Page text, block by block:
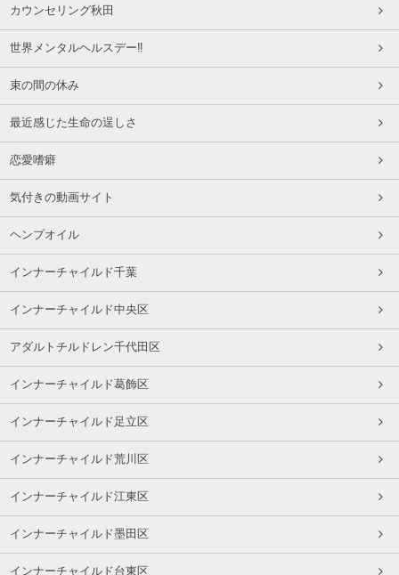
カウンセリング秋田
世界メンタルヘルスデー‼️
束の間の休み
最近感じた生命の逞しさ
恋愛嗜癖
気付きの動画サイト
ヘンプオイル
インナーチャイルド千葉
インナーチャイルド中央区
アダルトチルドレン千代田区
インナーチャイルド葛飾区
インナーチャイルド足立区
インナーチャイルド荒川区
インナーチャイルド江東区
インナーチャイルド墨田区
インナーチャイルド台東区